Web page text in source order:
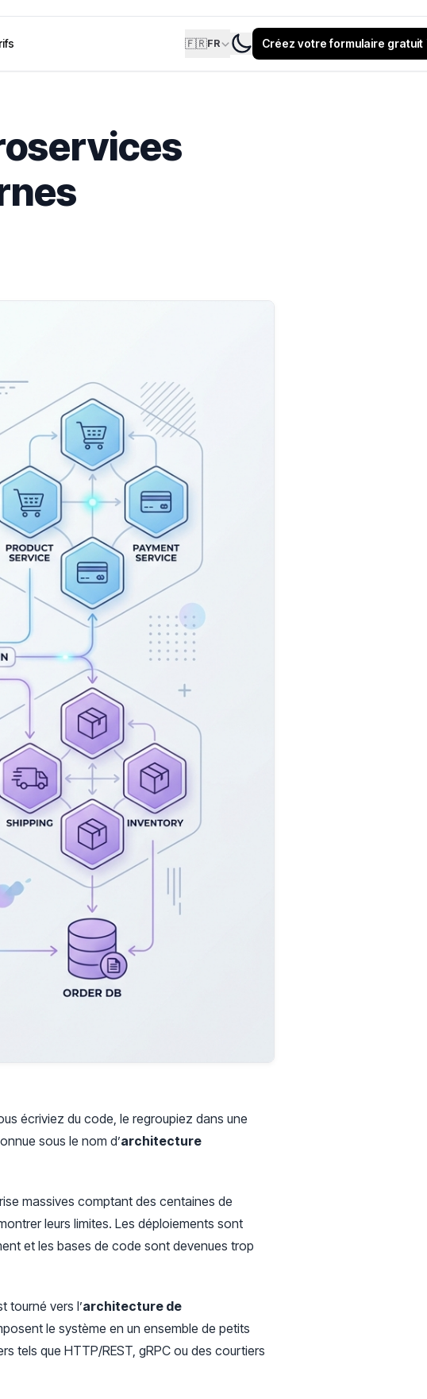
🇫🇷FR Créez votre formulaire gratuit
écriviez du code, le regroupiez dans une
sous le nom d’architecture
massives comptant des centaines de
leurs limites. Les déploiements sont
et les bases de code sont devenues trop
tourné vers l’architecture de
le système en un ensemble de petits
tels que HTTP/REST, gRPC ou des courtiers